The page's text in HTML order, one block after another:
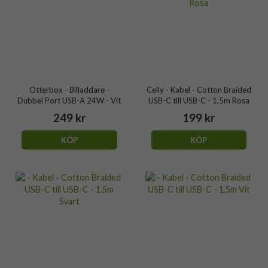
Otterbox - Billaddare -
Dubbel Port USB-A 24W - Vit
249 kr
KÖP
Celly - Kabel - Cotton Braided
USB-C till USB-C - 1.5m Rosa
199 kr
KÖP